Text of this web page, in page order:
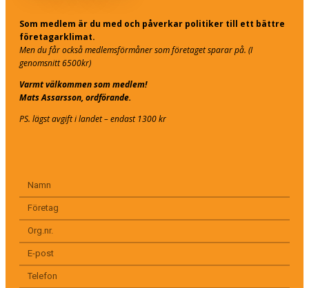
Som medlem är du med och påverkar politiker till ett bättre
företagarklimat.
Men du får också medlemsförmåner som företaget sparar på. (I
genomsnitt 6500kr)
Varmt välkommen som medlem!
Mats Assarsson, ordförande.
PS. lägst avgift i landet – endast 1300 kr